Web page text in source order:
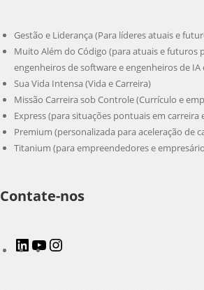
Gestão e Liderança (Para líderes atuais e
Muito Além do Código (para atuais e futuros
engenheiros de software e engenheiros de IA
Sua Vida Intensa (Vida e Carreira)
Missão Carreira sob Controle (Currículo e
Express (para situações pontuais em carreira
Premium (personalizada para aceleração de
Titanium (para empreendedores e
Contate-nos
LinkedInYoutube